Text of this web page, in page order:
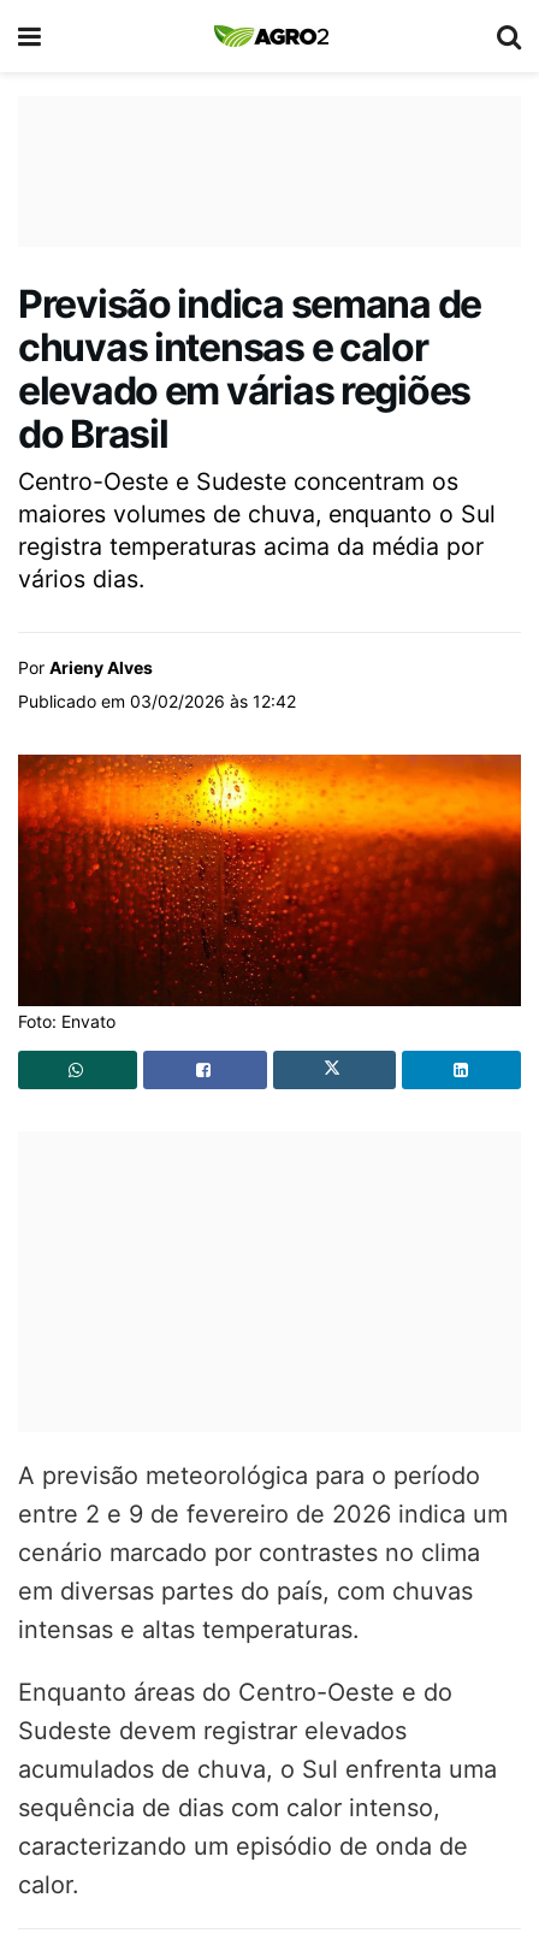
Previsão indica semana de
chuvas intensas e calor
elevado em várias regiões
do Brasil
Centro-Oeste e Sudeste concentram os
maiores volumes de chuva, enquanto o Sul
registra temperaturas acima da média por
vários dias.
Por Arieny Alves
Publicado em 03/02/2026 às 12:42
Foto: Envato
A previsão meteorológica para o período
entre 2 e 9 de fevereiro de 2026 indica um
cenário marcado por contrastes no clima
em diversas partes do país, com chuvas
intensas e altas temperaturas.
Enquanto áreas do Centro-Oeste e do
Sudeste devem registrar elevados
acumulados de chuva, o Sul enfrenta uma
sequência de dias com calor intenso,
caracterizando um episódio de onda de
calor.